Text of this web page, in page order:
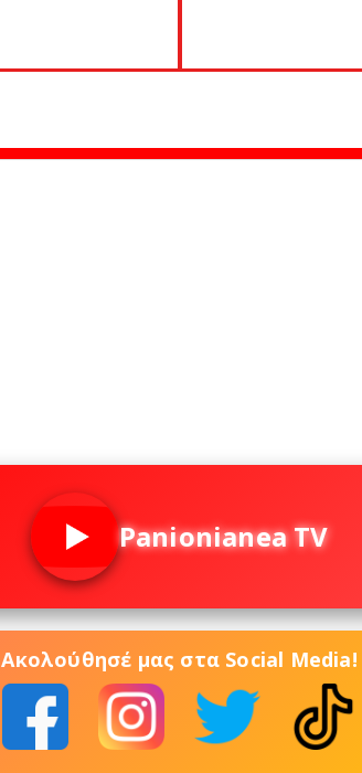
Panionianea TV
Ακολούθησέ μας στα Social Media!